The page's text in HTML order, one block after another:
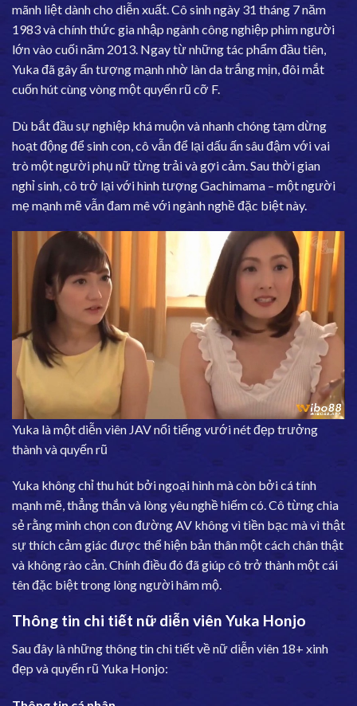
mãnh liệt dành cho diễn xuất. Cô sinh ngày 31 tháng 7 năm
1983 và chính thức gia nhập ngành công nghiệp phim người
lớn vào cuối năm 2013. Ngay từ những tác phẩm đầu tiên,
Yuka đã gây ấn tượng mạnh nhờ làn da trắng mịn, đôi mắt
cuốn hút cùng vòng một quyến rũ cỡ F.
Dù bắt đầu sự nghiệp khá muộn và nhanh chóng tạm dừng
hoạt động để sinh con, cô vẫn để lại dấu ấn sâu đậm với vai
trò một người phụ nữ từng trải và gợi cảm. Sau thời gian
nghỉ sinh, cô trở lại với hình tượng Gachimama – một người
mẹ mạnh mẽ vẫn đam mê với ngành nghề đặc biệt này.
Yuka là một diễn viên JAV nổi tiếng vưới nét đẹp trưởng
thành và quyến rũ
Yuka không chỉ thu hút bởi ngoại hình mà còn bởi cá tính
mạnh mẽ, thẳng thắn và lòng yêu nghề hiếm có. Cô từng chia
sẻ rằng mình chọn con đường AV không vì tiền bạc mà vì thật
sự thích cảm giác được thể hiện bản thân một cách chân thật
và không rào cản. Chính điều đó đã giúp cô trở thành một cái
tên đặc biệt trong lòng người hâm mộ.
Thông tin chi tiết nữ diễn viên Yuka Honjo
Sau đây là những thông tin chi tiết về nữ diễn viên 18+ xinh
đẹp và quyến rũ Yuka Honjo: